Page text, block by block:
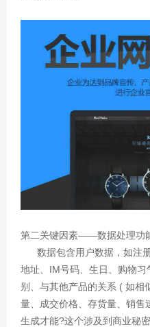
第二关键因素——数据处理功
数据包含用户数据，如注
地址、IM号码、生日、购物
别、与其他产品的关系 ( 如相
量、成交价格、存货量、销售
生成才能?这个涉及到商业秘